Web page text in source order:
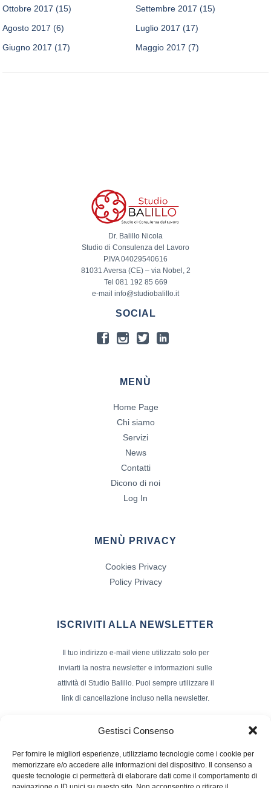
Gestisci Consenso
Per fornire le migliori esperienze, utilizziamo tecnologie come i cookie per
memorizzare e/o accedere alle informazioni del dispositivo. Il consenso a
queste tecnologie ci permetterà di elaborare dati come il comportamento di
Ottobre 2017 (15) Settembre 2017 (15)
Agosto 2017 (6) Luglio 2017 (17)
Giugno 2017 (17) Maggio 2017 (7)
Dr. Balillo Nicola
Studio di Consulenza del Lavoro
P.IVA 04029540616
81031 Aversa (CE) – via Nobel, 2
Tel 081 192 85 669
e-mail info@studiobalillo.it
SOCIAL
MENÙ
Home Page
Chi siamo
Servizi
News
Contatti
Dicono di noi
Log In
MENÙ PRIVACY
Cookies Privacy
Policy Privacy
ISCRIVITI ALLA NEWSLETTER
Il tuo indirizzo e-mail viene utilizzato solo per
inviarti la nostra newsletter e informazioni sulle
attività di Studio Balillo. Puoi sempre utilizzare il
link di cancellazione incluso nella newsletter.
Nome e Cognome